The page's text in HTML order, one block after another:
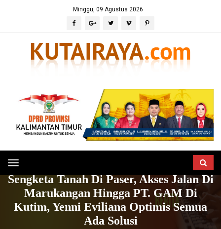
Minggu, 09 Agustus 2026
Toggle
navigation
Sengketa Tanah Di Paser, Akses Jalan Di
Marukangan Hingga PT. GAM Di
Kutim, Yenni Eviliana Optimis Semua
Ada Solusi